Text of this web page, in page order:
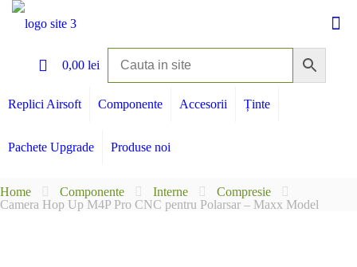
0,00 lei
Replici Airsoft Componente Accesorii Ținte
Pachete Upgrade Produse noi
Home Componente Interne
Compresie
Camera Hop Up M4P Pro CNC pentru Polarsar – Maxx Model